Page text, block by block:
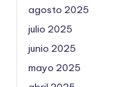
agosto 2025
julio 2025
junio 2025
mayo 2025